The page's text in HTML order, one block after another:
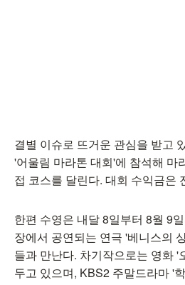
결별 이슈로 뜨거운 관심을 받고
'어울림 마라톤 대회'에 참석해 마
접 코스를 달린다. 대회 수익금은
한편 수영은 내달 8일부터 8월 9
장에서 공연되는 연극 '베니스의
들과 만난다. 차기작으로는 영화 '
두고 있으며, KBS2 주말드라마 '